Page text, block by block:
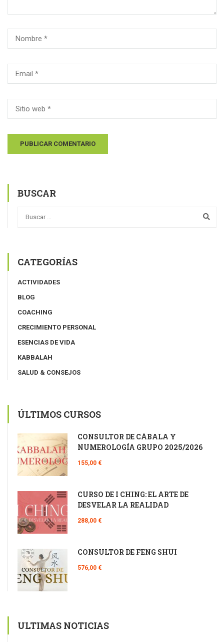
BUSCAR
CATEGORÍAS
ACTIVIDADES
BLOG
COACHING
CRECIMIENTO PERSONAL
ESENCIAS DE VIDA
KABBALAH
SALUD & CONSEJOS
ÚLTIMOS CURSOS
CONSULTOR DE CÁBALA Y
NUMEROLOGÍA GRUPO 2025/2026
155,00 €
CURSO DE I CHING: EL ARTE DE
DESVELAR LA REALIDAD
288,00 €
CONSULTOR DE FENG SHUI
576,00 €
ULTIMAS NOTICIAS